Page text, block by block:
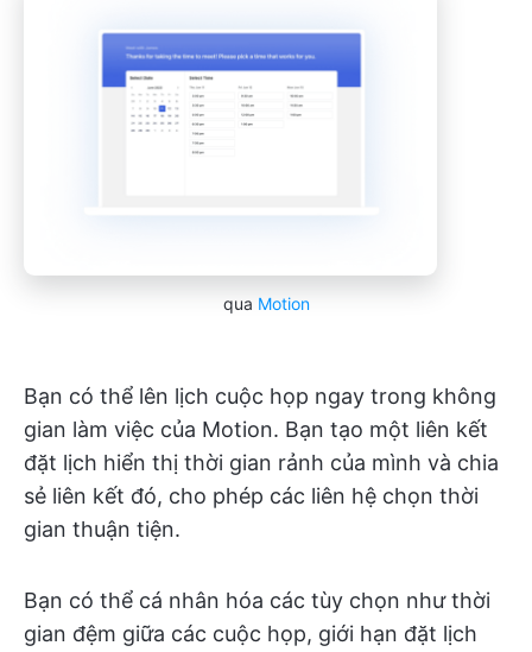
qua Motion
Bạn có thể lên lịch cuộc họp ngay trong không
gian làm việc của Motion. Bạn tạo một liên kết
đặt lịch hiển thị thời gian rảnh của mình và chia
sẻ liên kết đó, cho phép các liên hệ chọn thời
gian thuận tiện.
Bạn có thể cá nhân hóa các tùy chọn như thời
gian đệm giữa các cuộc họp, giới hạn đặt lịch